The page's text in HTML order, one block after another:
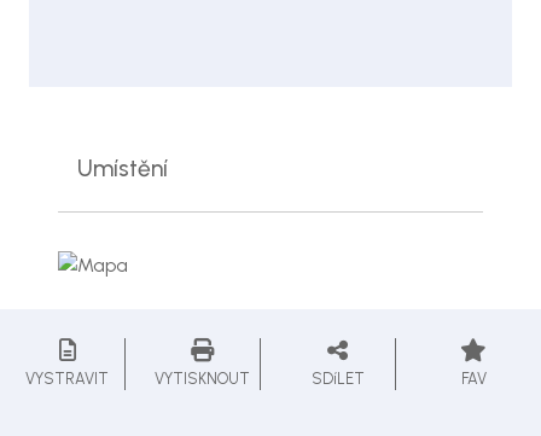
Umístění
VYSTRAVIT VYTISKNOUT SDíLET FAV